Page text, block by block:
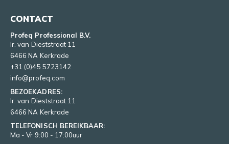
CONTACT
Profeq Professional B.V.
Ir. van Dieststraat 11
6466 NA Kerkrade
+31 (0)45 5723142
info@profeq.com
BEZOEKADRES:
Ir. van Dieststraat 11
6466 NA Kerkrade
TELEFONISCH BEREIKBAAR:
Ma - Vr 9:00 - 17:00uur